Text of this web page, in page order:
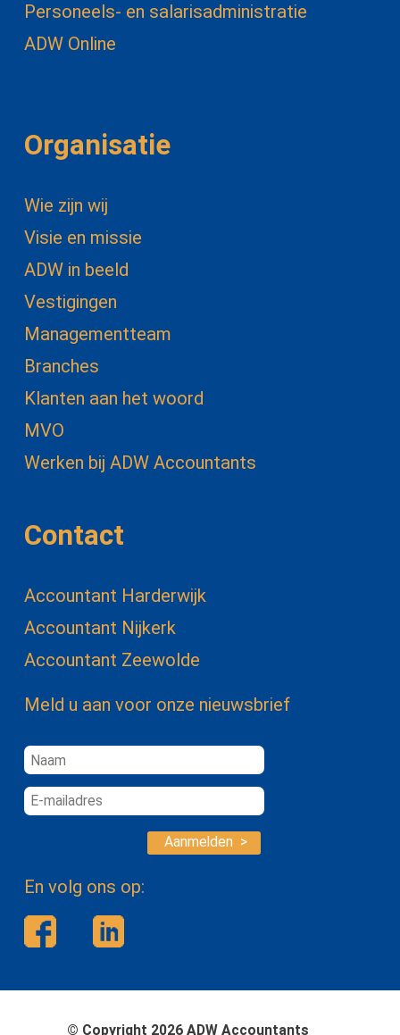
Personeels- en salarisadministratie
ADW Online
Organisatie
Wie zijn wij
Visie en missie
ADW in beeld
Vestigingen
Managementteam
Branches
Klanten aan het woord
MVO
Werken bij ADW Accountants
Contact
Accountant Harderwijk
Accountant Nijkerk
Accountant Zeewolde
Meld u aan voor onze nieuwsbrief
Aanmelden >
En volg ons op:
© Copyright 2026 ADW Accountants